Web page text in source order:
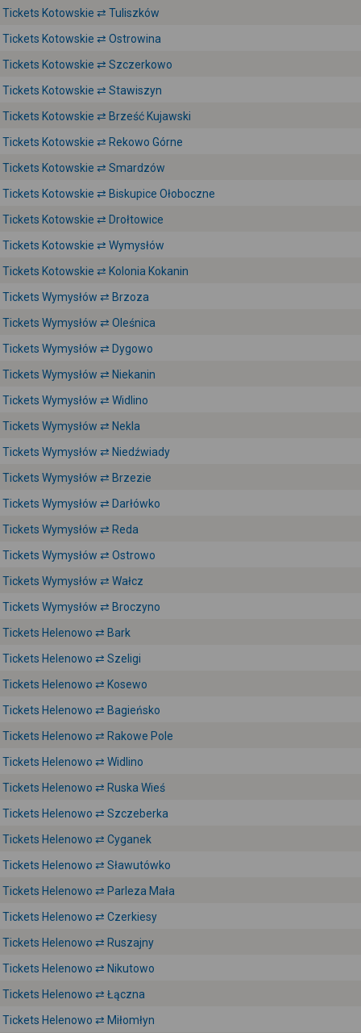
Tickets Kotowskie ⇄ Tuliszków
Tickets Kotowskie ⇄ Ostrowina
Tickets Kotowskie ⇄ Szczerkowo
Tickets Kotowskie ⇄ Stawiszyn
Tickets Kotowskie ⇄ Brześć Kujawski
Tickets Kotowskie ⇄ Rekowo Górne
Tickets Kotowskie ⇄ Smardzów
Tickets Kotowskie ⇄ Biskupice Ołoboczne
Tickets Kotowskie ⇄ Drołtowice
Tickets Kotowskie ⇄ Wymysłów
Tickets Kotowskie ⇄ Kolonia Kokanin
Tickets Wymysłów ⇄ Brzoza
Tickets Wymysłów ⇄ Oleśnica
Tickets Wymysłów ⇄ Dygowo
Tickets Wymysłów ⇄ Niekanin
Tickets Wymysłów ⇄ Widlino
Tickets Wymysłów ⇄ Nekla
Tickets Wymysłów ⇄ Niedźwiady
Tickets Wymysłów ⇄ Brzezie
Tickets Wymysłów ⇄ Darłówko
Tickets Wymysłów ⇄ Reda
Tickets Wymysłów ⇄ Ostrowo
Tickets Wymysłów ⇄ Wałcz
Tickets Wymysłów ⇄ Broczyno
Tickets Helenowo ⇄ Bark
Tickets Helenowo ⇄ Szeligi
Tickets Helenowo ⇄ Kosewo
Tickets Helenowo ⇄ Bagieńsko
Tickets Helenowo ⇄ Rakowe Pole
Tickets Helenowo ⇄ Widlino
Tickets Helenowo ⇄ Ruska Wieś
Tickets Helenowo ⇄ Szczeberka
Tickets Helenowo ⇄ Cyganek
Tickets Helenowo ⇄ Sławutówko
Tickets Helenowo ⇄ Parleza Mała
Tickets Helenowo ⇄ Czerkiesy
Tickets Helenowo ⇄ Ruszajny
Tickets Helenowo ⇄ Nikutowo
Tickets Helenowo ⇄ Łączna
Tickets Helenowo ⇄ Miłomłyn